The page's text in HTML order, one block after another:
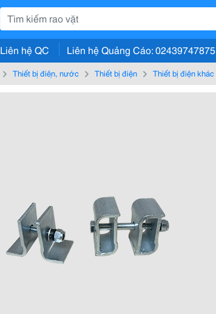
Liên hệ QC Liên hệ Quảng Cáo: 02439747875
Thiết bị điện, nước Thiết bị điện Thiết bị điện khác